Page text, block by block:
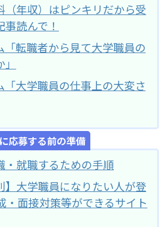
（年収）はピンキリだから受
読んで！
「転職者から見て大学職員の
「大学職員の仕事上の大変さ
応募する前の準備
・就職するための手順
】大学職員になりたい人が登
・面接対策等ができるサイト